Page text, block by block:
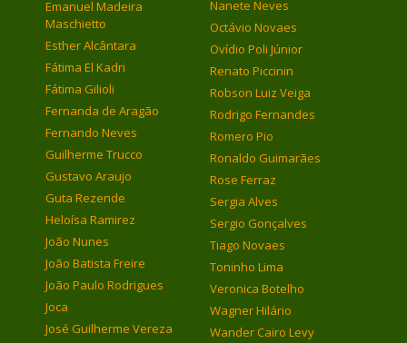
Emanuel Madeira
Maschietto
Esther Alcântara
Fátima El Kadri
Fátima Gilioli
Fernanda de Aragão
Fernando Neves
Guilherme Trucco
Gustavo Araujo
Guta Rezende
Heloísa Ramirez
João Nunes
João Batista Freire
João Paulo Rodrigues
Joca
José Guilherme Vereza
Nanete Neves
Octávio Novaes
Ovídio Poli Júnior
Renato Piccinin
Robson Luiz Veiga
Rodrigo Fernandes
Romero Pio
Ronaldo Guimarães
Rose Ferraz
Sergia Alves
Sergio Gonçalves
Tiago Novaes
Toninho Lima
Veronica Botelho
Wagner Hilário
Wander Cairo Levy